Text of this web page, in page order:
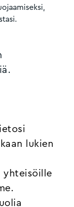
lukien
yhteisöille